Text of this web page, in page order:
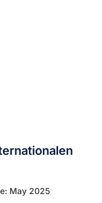
May 2025